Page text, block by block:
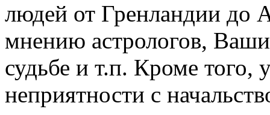
людей от Гренландии до
мнению астрологов, Ваши
судьбе и т.п. Кроме того,
неприятности с